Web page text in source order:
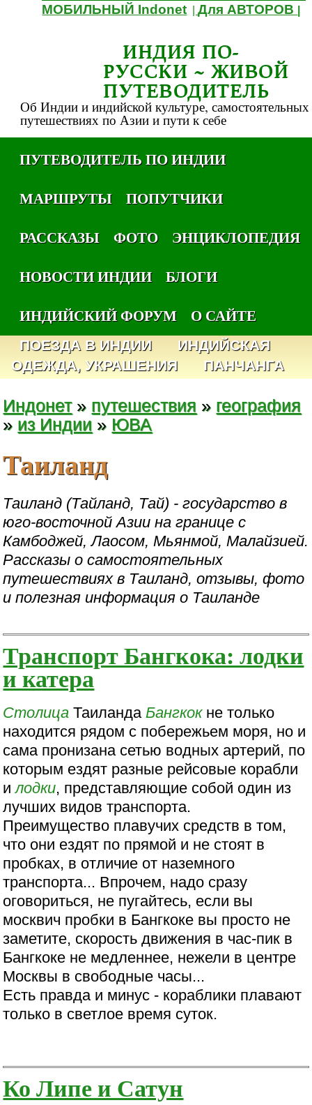
МОБИЛЬНЫЙ Indonet |Для АВТОРОВ
ИНДИЯ ПО-
РУССКИ ~ ЖИВОЙ
ПУТЕВОДИТЕЛЬ
Об Индии и индийской культуре, самостоятельных
путешествиях по Азии и пути к себе
ПУТЕВОДИТЕЛЬ ПО ИНДИИ
МАРШРУТЫ
ПОПУТЧИКИ
РАССКАЗЫ
ФОТО
ЭНЦИКЛОПЕДИЯ
НОВОСТИ ИНДИИ
БЛОГИ
ИНДИЙСКИЙ ФОРУМ
О САЙТЕ
ПОЕЗДА В ИНДИИ
ИНДИЙСКАЯ
ОДЕЖДА, УКРАШЕНИЯ
ПАНЧАНГА
Индонет» путешествия » география
» из Индии » ЮВА
Таиланд
Таиланд (Тайланд, Тай) - государство в
юго-восточной Азии на границе с
Камбоджей, Лаосом, Мьянмой, Малайзией.
Рассказы о самостоятельных
путешествиях в Таиланд, отзывы, фото
и полезная информация о Таиланде
Транспорт Бангкока: лодки
и катера
Столица ТаиландаБангкокне только
находится рядом с побережьем моря, но и
сама пронизана сетью водных артерий, по
которым ездят разные рейсовые корабли
илодки, представляющие собой один из
лучших видов транспорта.
Преимущество плавучих средств в том,
что они ездят по прямой и не стоят в
пробках, в отличие от наземного
транспорта... Впрочем, надо сразу
оговориться, не пугайтесь, если вы
москвич пробки в Бангкоке вы просто не
заметите, скорость движения в час-пик в
Бангкоке не медленнее, нежели в центре
Москвы в свободные часы...
Есть правда и минус - кораблики плавают
только в светлое время суток.
Ко Липе и Сатун